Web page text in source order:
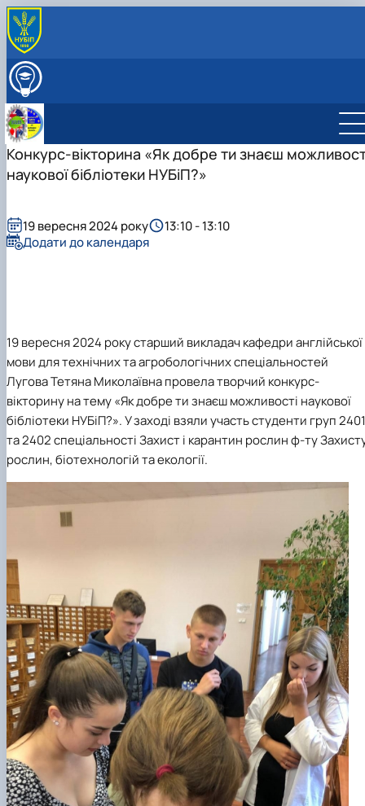
ПРО КАФЕДРУ
Профорієнтаційна робота кафедри
Науково-дослідна лабораторія «Науково-
перекладу»
ОСВІТНІЙ ПРОЦЕС
НАУКОВА РОБОТА
СКЛАД КАФЕДРИ
ГУРТКИ
Студентський науковий гурток "Основи перекладу
фахових текстів"
Конкурс-вікторина «Як добре ти знаєш
наукової бібліотеки НУБіП?»
19 вересня 2024 року старший викладач кафедри англійської
мови для технічних та агробологічних спеціальностей
Лугова Тетяна Миколаївна провела творчий конкурс-
вікторину на тему «Як добре ти знаєш можливості наукової
бібліотеки НУБіП?». У заході взяли участь студенти груп 2401
та 2402 спеціальності Захист і карантин рослин ф-ту
рослин, біотехнологій та екології.
19 вересня 2024 року
13:10 - 13:10
Додати до календаря